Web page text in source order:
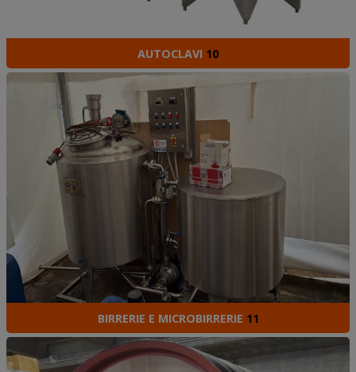
AUTOCLAVI 10
BIRRERIE E MICROBIRRERIE 11